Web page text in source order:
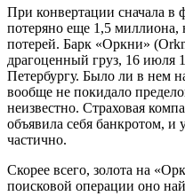
При конвертации сначала в
потеряно еще 1,5 миллиона,
потерей. Барк «Оркни»
драгоценный груз, 16 июля
Петербургу. Было ли в нем
вообще не покидало
неизвестно. Страховая
объявила себя банкротом,
частично.
Скорее всего, золота на
поисковой операции оно